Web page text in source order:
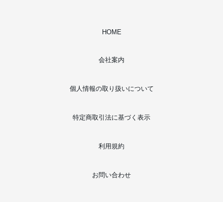
HOME
会社案内
個人情報の取り扱いについて
特定商取引法に基づく表示
利用規約
お問い合わせ